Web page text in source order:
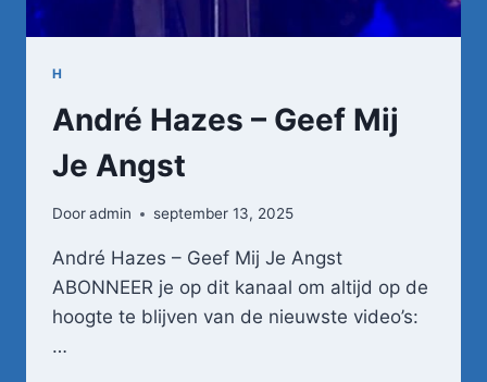
H
André Hazes – Geef Mij
Je Angst
Dooradmin september 13, 2025
André Hazes – Geef Mij Je Angst
ABONNEER je op dit kanaal om altijd op de
hoogte te blijven van de nieuwste video’s:
…